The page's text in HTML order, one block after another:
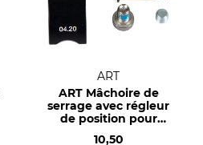
ART
ART Mâchoire de
serrage avec régleur
de position pour
10,50